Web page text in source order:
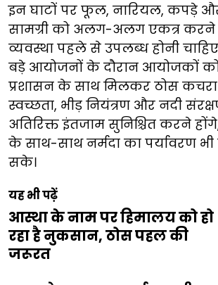
इन घाटों पर फूल, नारियल, कपड़े
सामग्री को अलग-अलग एकत्र करने
व्यवस्था पहले से उपलब्ध होनी
बड़े आयोजनों के दौरान आयोजकों
प्रशासन के साथ मिलकर ठोस कचरा
स्वच्छता, भीड़ नियंत्रण और नदी
अतिरिक्त इंतजाम सुनिश्चित करने
के साथ-साथ नर्मदा का पर्यावरण भी
सके।
यह भी पढ़ें
आस्था के नाम पर हिमालय को हो
रहा है नुकसान, ठोस पहल की
जरूरत